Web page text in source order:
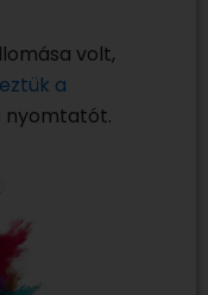
volt,
a
nyomtatót.